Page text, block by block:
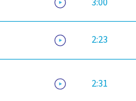
2:23
2:31